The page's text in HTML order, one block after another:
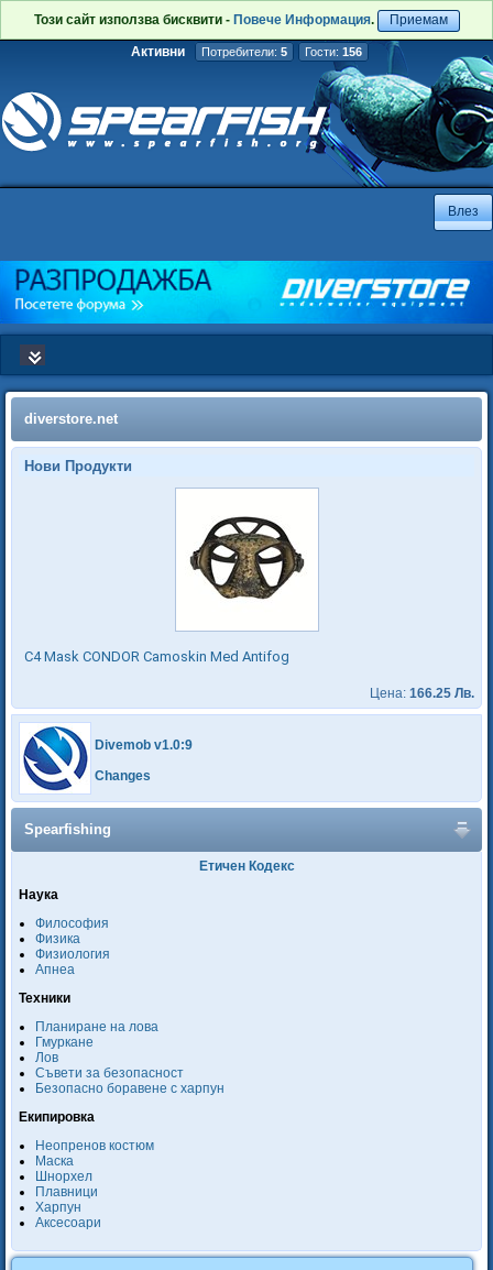
Този сайт използва бисквити - Повече Информация. Приемам
Активни Потребители: 5 Гости: 156
diverstore.net
Нови Продукти
C4 Mask CONDOR Camoskin Med Antifog
Цена: 166.25 Лв.
Divemob v1.0:9
Changes
Spearfishing
Етичен Кодекс
Наука
Философия
Физика
Физиология
Апнеа
Техники
Планиране на лова
Гмуркане
Лов
Съвети за безопасност
Безопасно боравене с харпун
Екипировка
Неопренов костюм
Маска
Шнорхел
Плавници
Харпун
Аксесоари